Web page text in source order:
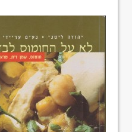
ל
א
פ
ס
א
ת
כ
ל
cached